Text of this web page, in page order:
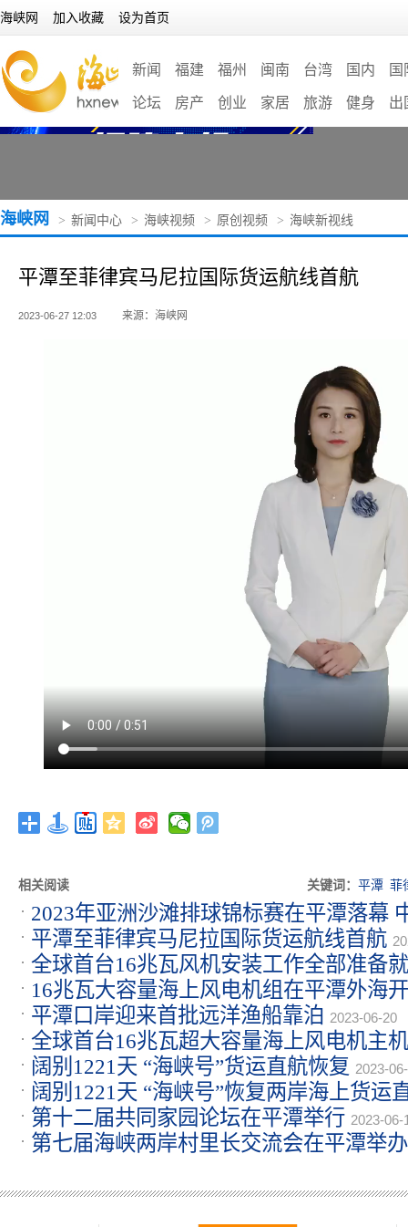
海峡网 加入收藏 设为首页
新闻 福建 福州 闽南 台湾 国内 国
论坛 房产 创业 家居 旅游 健身 出
海峡网 > 新闻中心 > 海峡视频 > 原创视频 > 海峡新视线
平潭至菲律宾马尼拉国际货运航线首航
2023-06-27 12:03 来源：海峡网
相关阅读 关键词： 平潭 菲
2023年亚洲沙滩排球锦标赛在平潭落幕
夺得冠军 2023-06-27
平潭至菲律宾马尼拉国际货运航线首航
全球首台16兆瓦风机安装工作全部准备
16兆瓦大容量海上风电机组在平潭外海
平潭口岸迎来首批远洋渔船靠泊 2023-06-20
全球首台16兆瓦超大容量海上风电机主
阔别1221天 “海峡号”货运直航恢复 2023-
阔别1221天 “海峡号”恢复两岸海上货运
第十二届共同家园论坛在平潭举行 2023-06-
第七届海峡两岸村里长交流会在平潭举办